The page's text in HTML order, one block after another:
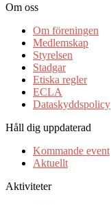
Om oss
Om föreningen
Medlemskap
Styrelsen
Stadgar
Etiska regler
ECLA
Dataskyddspolicy
Håll dig uppdaterad
Kommande event
Aktuellt
Aktiviteter